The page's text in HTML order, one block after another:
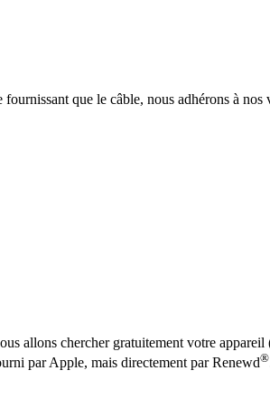
que le câble, nous adhérons à nos
allons chercher gratuitement votre
par Apple, mais directement par Renewd®